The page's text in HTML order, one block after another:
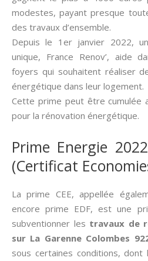
modestes, payant presque
des travaux d’ensemble.
Depuis le 1er janvier 2022,
unique, France Renov’, aide
foyers qui souhaitent réaliser
énergétique dans leur logement.
Cette prime peut être cumulée
pour la rénovation énergétique.
Prime Energie
(Certificat
La prime CEE, appellée
encore prime EDF, est une
subventionner les travaux de
sur La Garenne Colombes
sous certaines conditions,